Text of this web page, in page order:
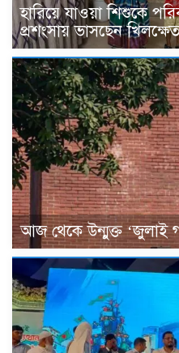
হারিয়ে যাওয়া শিশুকে
প্রশংসায় ভাসছেন
আজ থেকে উন্মুক্ত ‘জুলাই